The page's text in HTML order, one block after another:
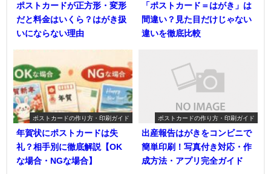
ポストカードが正方形・変形
だと料金はいくら？はがき扱
いにならない理由
「ポストカード＝はがき」は
間違い？見た目だけじゃない
違いを徹底比較
ポストカードの作り方・印刷ガイド
年賀状にポストカードは失
礼？相手別に徹底解説【OK
な場合・NGな場合】
ポストカードの作り方・印刷ガイド
出産報告はがきをコンビニで
簡単印刷！写真付き対応・作
成方法・アプリ完全ガイド